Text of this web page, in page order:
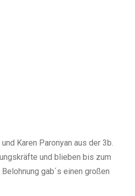
Karen Paronyan aus der 3b.
und blieben bis zum
gab´s einen großen